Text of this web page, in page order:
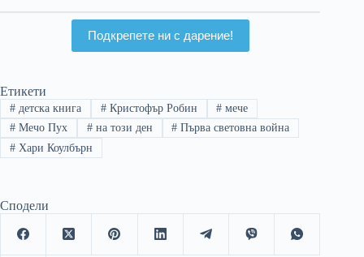
Подкрепете ни с дарение!
Етикети
#детска книга #Кристофър Робин # мече
#Мечо Пух #на този ден # Първа световна война
#Хари Коулбърн
Сподели